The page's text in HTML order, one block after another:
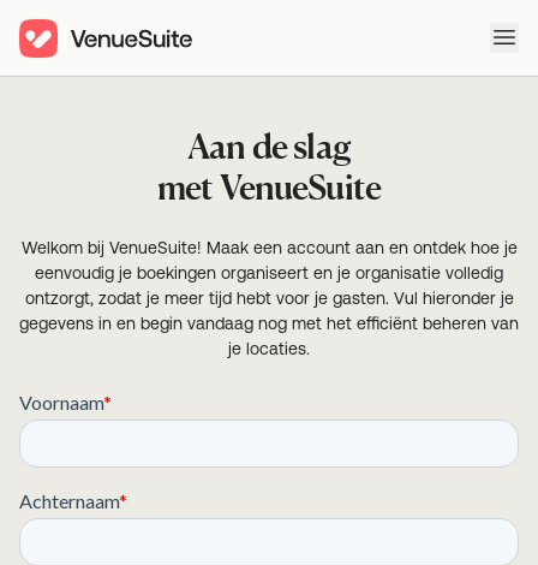
Aan de slag
met VenueSuite
Welkom bij VenueSuite! Maak een account aan en ontdek hoe je
eenvoudig je boekingen organiseert en je organisatie volledig
ontzorgt, zodat je meer tijd hebt voor je gasten. Vul hieronder je
gegevens in en begin vandaag nog met het efficiënt beheren van
je locaties.